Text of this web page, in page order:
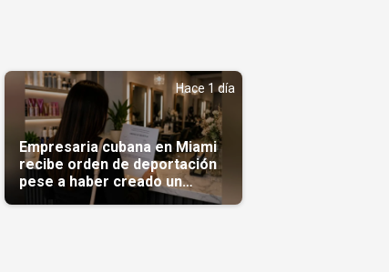
Hace 1 día
Empresaria cubana en Miami
recibe orden de deportación
pese a haber creado un